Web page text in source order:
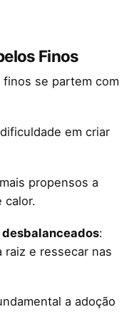
Finos
finos se partem com
em criar
propensos a
calor.
:
raiz e ressecar nas
a adoção